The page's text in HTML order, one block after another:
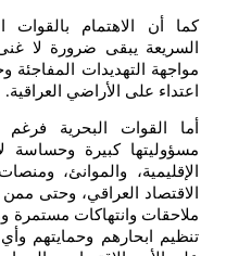
كما أن الاهتمام بالقوات
السريعة يبقى ضرورة لا
مواجهة التهديدات
اعتداء على الأراضي العراقية.
أما القوات البحرية
مسؤوليتها كبيرة وحساسة
الإقليمية، والموانئ،
الاقتصاد العراقي، وحتى
ملاحقات وانتهاكات مستمرة
تنظيم ابحارهم وحمايتهم